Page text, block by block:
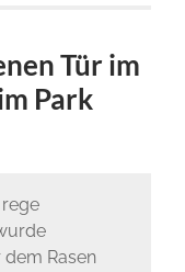
Tür im
Park
Rasen